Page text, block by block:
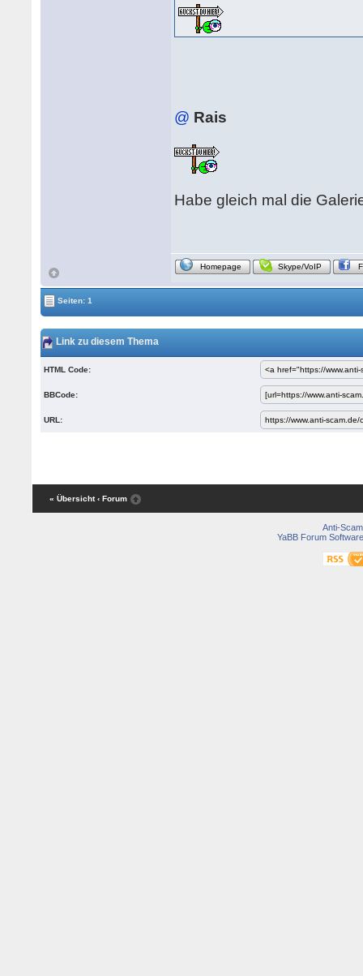
@ Rais
Habe gleich mal die
Homepage Skype/VoIP
Seiten: 1
Link zu diesem Thema
HTML Code:
BBCode:
URL:
« Übersicht ‹ Forum
Anti-Scam
YaBB Forum Software